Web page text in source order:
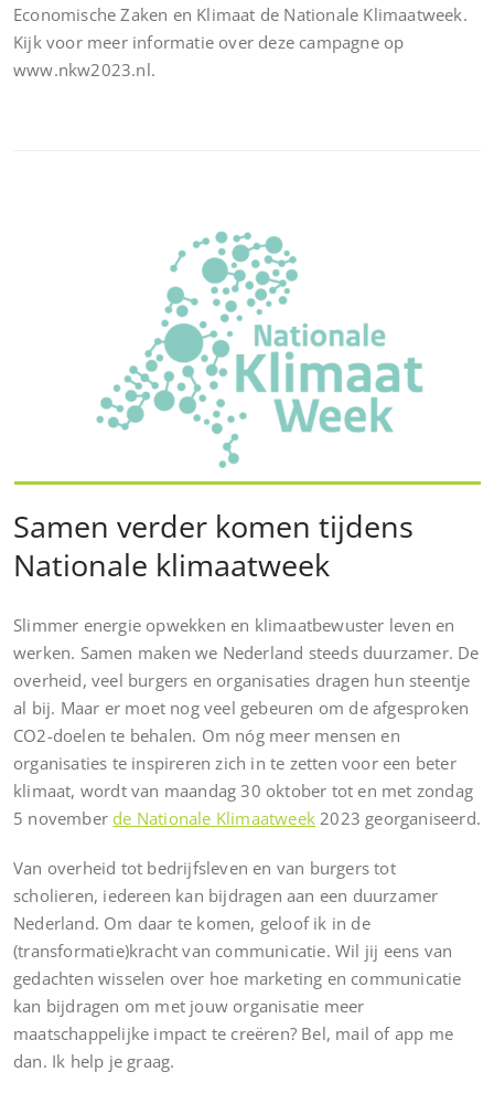
Economische Zaken en Klimaat de Nationale Klimaatweek.
Kijk voor meer informatie over deze campagne op
www.nkw2023.nl.
Samen verder komen tijdens
Nationale klimaatweek
Slimmer energie opwekken en klimaatbewuster leven en
werken. Samen maken we Nederland steeds duurzamer. De
overheid, veel burgers en organisaties dragen hun steentje
al bij. Maar er moet nog veel gebeuren om de afgesproken
CO2-doelen te behalen. Om nóg meer mensen en
organisaties te inspireren zich in te zetten voor een beter
klimaat, wordt van maandag 30 oktober tot en met zondag
5 november de Nationale Klimaatweek 2023 georganiseerd.
Van overheid tot bedrijfsleven en van burgers tot
scholieren, iedereen kan bijdragen aan een duurzamer
Nederland. Om daar te komen, geloof ik in de
(transformatie)kracht van communicatie. Wil jij eens van
gedachten wisselen over hoe marketing en communicatie
kan bijdragen om met jouw organisatie meer
maatschappelijke impact te creëren? Bel, mail of app me
dan. Ik help je graag.